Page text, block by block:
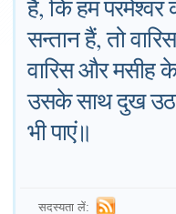
है, कि हम
सन्तान हैं, तो
वारिस और मसीह
उसके साथ दुख
भी पाएं॥
सदस्यता लें: